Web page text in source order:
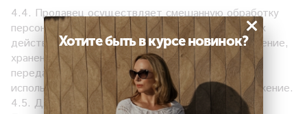
4.4. Продавец осуществляет смешанную обработку
персональных данных с совершением следующих
действий: сбор, запись, систематизация, накопление,
хранение, уточнение (обновление, изменение),
передача (предоставление, доступ), извлечение,
использование, блокирование, удаление, уничтожение.
4.5. Для цели, указанной в п. 4.2 Соглашения,
Хотите быть в курсе новинок?×